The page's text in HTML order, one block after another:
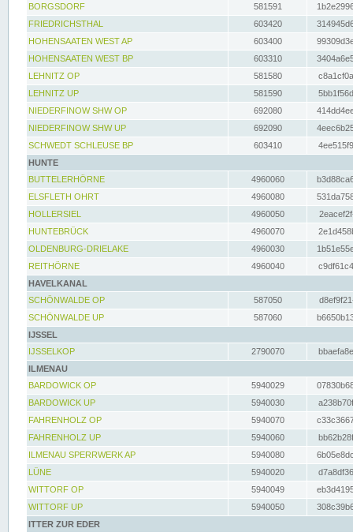
BORGSDORF
581591
FRIEDRICHSTHAL
603420
HOHENSAATEN WEST AP
603400
HOHENSAATEN WEST BP
603310
LEHNITZ OP
581580
LEHNITZ UP
581590
NIEDERFINOW SHW OP
692080
NIEDERFINOW SHW UP
692090
SCHWEDT SCHLEUSE BP
603410
HUNTE
BUTTELERHÖRNE
4960060
ELSFLETH OHRT
4960080
HOLLERSIEL
4960050
HUNTEBRÜCK
4960070
OLDENBURG-DRIELAKE
4960030
REITHÖRNE
4960040
HAVELKANAL
SCHÖNWALDE OP
587050
SCHÖNWALDE UP
587060
IJSSEL
IJSSELKOP
2790070
ILMENAU
BARDOWICK OP
5940029
BARDOWICK UP
5940030
FAHRENHOLZ OP
5940070
FAHRENHOLZ UP
5940060
ILMENAU SPERRWERK AP
5940080
LÜNE
5940020
WITTORF OP
5940049
WITTORF UP
5940050
ITTER ZUR EDER